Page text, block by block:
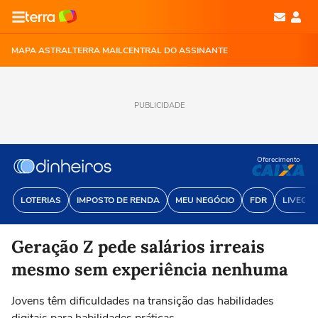
MAPA ASTRALTERRA MAILCENTRAL DO ASSINANTE
PUBLICIDADE
LOTERIAS IMPOSTO DE RENDA MEU NEGÓCIO FDR
Oferecimento
Geração Z pede salários irreais
mesmo sem experiência nenhuma
Jovens têm dificuldades na transição das habilidades